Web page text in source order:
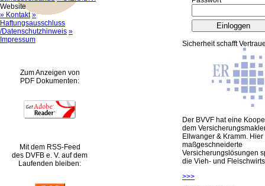
Website
» Kontakt »
Haftungsausschluss
/Datenschutzhinweis »
Impressum
Zum Anzeigen von
PDF Dokumenten:
Mit dem RSS-Feed
des DVFB e. V. auf dem
Laufenden bleiben:
Sicherheit schafft
Der BVVF hat eine
dem
Ellwanger & Kramm.
maßgeschneiderte
Versicherungslösungen
die Vieh- und
>>>